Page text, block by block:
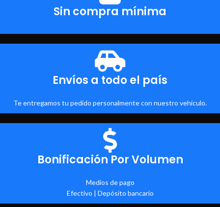
Sin compra mínima
Envíos a todo el país
Te entregamos tu pedido personalmente con nuestro vehículo.
Bonificación Por Volumen
Medios de pago
Efectivo | Depósito bancario